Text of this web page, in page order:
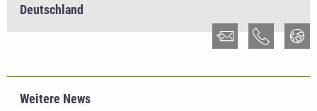
Deutschland
Weitere News